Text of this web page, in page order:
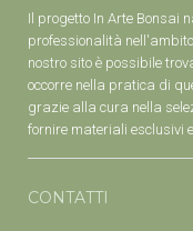
Il progetto In Arte Bonsai
professionalità
nostro sito è possibile
occorre nella pratica di
grazie alla cura nella
fornire materiali esclusivi
CONTATTI